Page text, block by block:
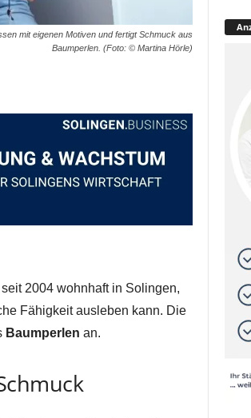
mit eigenen Motiven und fertigt Schmuck aus
Baumperlen. (Foto: © Martina Hörle)
2004 wohnhaft in Solingen,
Fähigkeit ausleben kann. Die
Baumperlen an.